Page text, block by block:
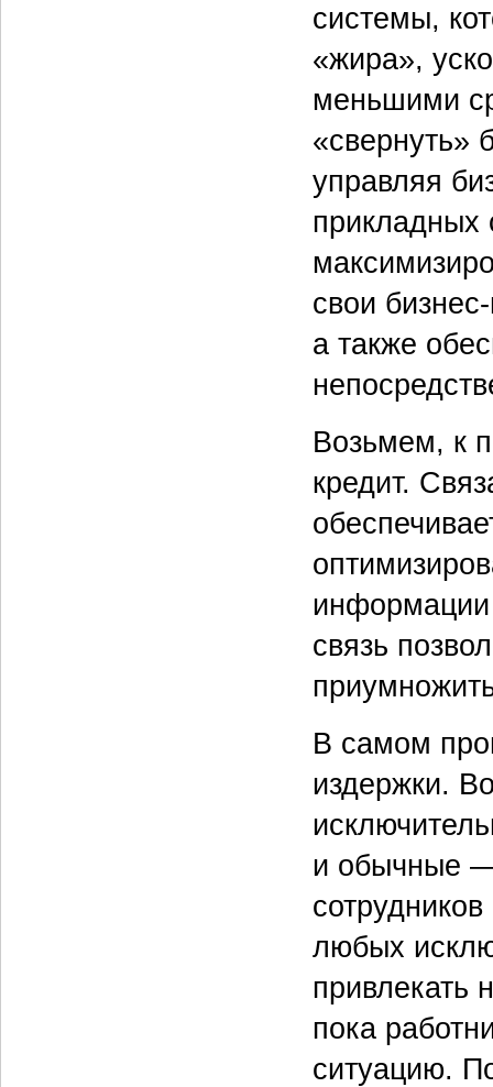
системы,
«жира»,
меньшими
«свернуть»
управляя
прикладных
свои
а также
Возьмем, к
кредит.
информации
связь
В самом
издержки.
и обычные —
любых
привлекать
пока
ситуацию.